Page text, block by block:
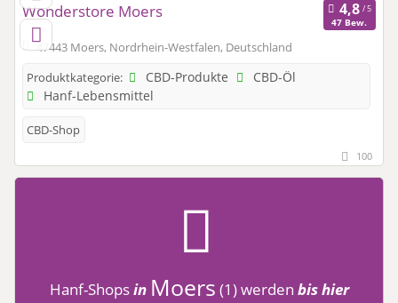
Wonderstore Moers
47 Bew.
47443 Moers, Nordrhein-Westfalen, Deutschland
Produktkategorie:
CBD-Produkte
CBD-Öl
Hanf-Lebensmittel
CBD-Shop
100
Hanf-Shopsin Moers (1)werden bis hier